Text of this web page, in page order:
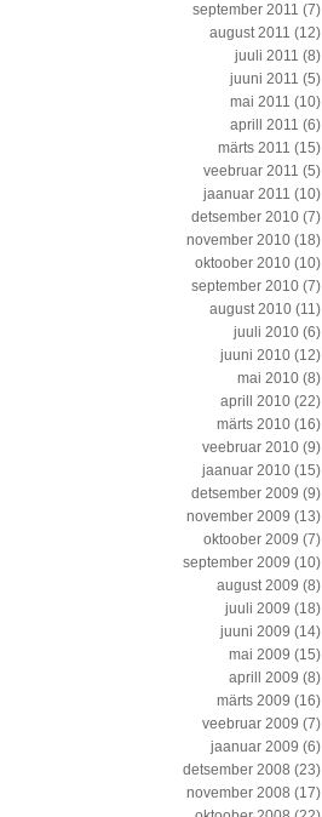
september 2011 (7)
august 2011 (12)
juuli 2011 (8)
juuni 2011 (5)
mai 2011 (10)
aprill 2011 (6)
märts 2011 (15)
veebruar 2011 (5)
jaanuar 2011 (10)
detsember 2010 (7)
november 2010 (18)
oktoober 2010 (10)
september 2010 (7)
august 2010 (11)
juuli 2010 (6)
juuni 2010 (12)
mai 2010 (8)
aprill 2010 (22)
märts 2010 (16)
veebruar 2010 (9)
jaanuar 2010 (15)
detsember 2009 (9)
november 2009 (13)
oktoober 2009 (7)
september 2009 (10)
august 2009 (8)
juuli 2009 (18)
juuni 2009 (14)
mai 2009 (15)
aprill 2009 (8)
märts 2009 (16)
veebruar 2009 (7)
jaanuar 2009 (6)
detsember 2008 (23)
november 2008 (17)